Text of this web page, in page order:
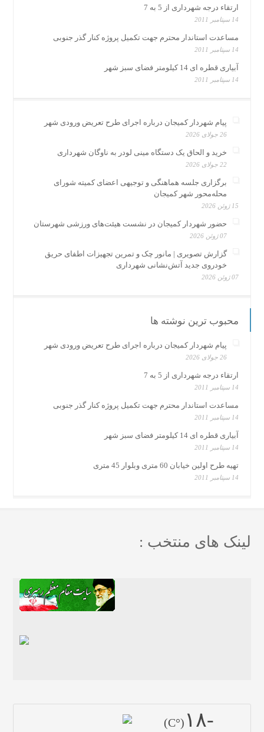
ارتقاء درجه شهرداری از 5 به 7
14 سپتامبر 2011
مساعدت استاندار محترم جهت تکمیل پروژه کنار گذر جنوبی
14 سپتامبر 2011
آبیاری قطره ای 14 کیلومتر فضای سبز شهر
14 سپتامبر 2011
پیام شهردار کمیجان درباره اجرای طرح تعریض ورودی شهر
26 جولای 2026
خرید و الحاق یک دستگاه مینی لودر به ناوگان شهرداری
22 جولای 2026
برگزاری جلسه هماهنگی و توجیهی اعضای کمیته شورای
محله‌محور شهر کمیجان
15 ژوئن 2026
حضور شهردار کمیجان در نشست هیئت‌های ورزشی شهرستان
07 ژوئن 2026
گزارش تصویری | مانور چک و تمرین تجهیزات اطفای حریق
خودروی جدید آتش‌نشانی شهرداری
07 ژوئن 2026
محبوب ترین نوشته ها
پیام شهردار کمیجان درباره اجرای طرح تعریض ورودی شهر
26 جولای 2026
ارتقاء درجه شهرداری از 5 به 7
14 سپتامبر 2011
مساعدت استاندار محترم جهت تکمیل پروژه کنار گذر جنوبی
14 سپتامبر 2011
آبیاری قطره ای 14 کیلومتر فضای سبز شهر
14 سپتامبر 2011
تهیه طرح اولین خیابان 60 متری وبلوار 45 متری
14 سپتامبر 2011
لینک های منتخب :
-١٨ (°C)